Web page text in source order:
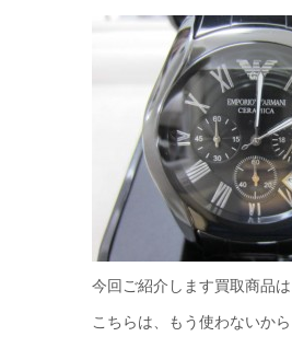
今回ご紹介します買取商品
こちらは、もう使わないか